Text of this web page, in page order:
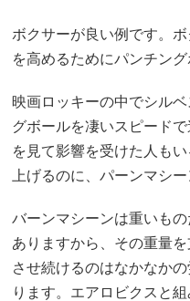
ボクサーが良い例です。
を高めるためにパンチン
映画ロッキーの中でシル
グボールを凄いスピード
を見て影響を受けた人も
上げるのに、パーンマシ
バーンマシーンは重いも
ありますから、その重量
させ続けるのはなかなか
ります。エアロビクスと